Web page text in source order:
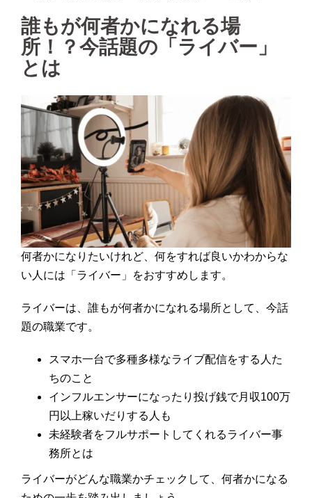
誰もが何者かになれる場
所！？今話題の「ライバー」
とは
何者かになりたいけれど、何をすれば良いかわからな
い人には「ライバー」をおすすめします。
ライバーは、誰もが何者かになれる場所として、今話
題の職業です。
スマホ一台で多種多様なライブ配信をする人た
ちのこと
インフルエンサーになったり投げ銭で月収100万
円以上稼いだりする人も
未経験者をフルサポートしてくれるライバー事
務所とは
ライバーがどんな職業かチェックして、何者かになる